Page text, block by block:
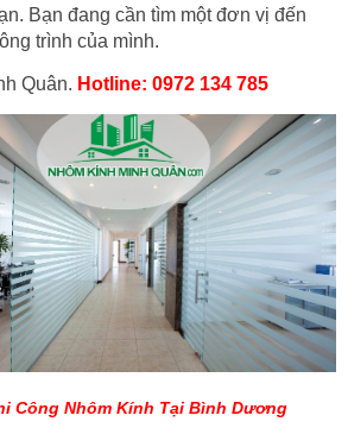
Bạn đang cần tìm một đơn vị đến
trình của mình.
Quân. Hotline: 0972 134 785
Công Nhôm Kính Tại Bình Dương